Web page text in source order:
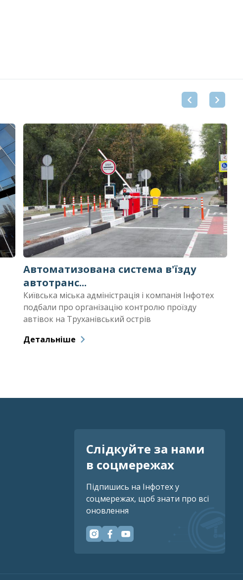
Автоматизована система в'їзду
автотранс...
Київська міська адміністрація і компанія Інфотех
подбали про організацію контролю проїзду
автівок на Труханівський острів
Детальніше
Слідкуйте за нами
в соцмережах
Підпишись на Інфотех у
соцмережах, щоб знати про всі
оновлення